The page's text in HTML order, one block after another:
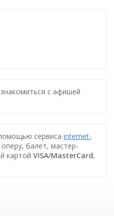
с афишей
сервиса internet-
балет, мастер-
картой VISA/MasterCard,